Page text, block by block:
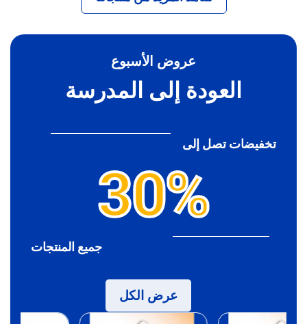
عروض الأسبوع
العودة إلى المدرسة
تخفيضات تصل إلى
30%
جميع المنتجات
عرض الكل